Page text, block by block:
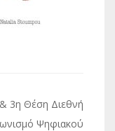
3η Θέση Διεθνή
Ψηφιακού